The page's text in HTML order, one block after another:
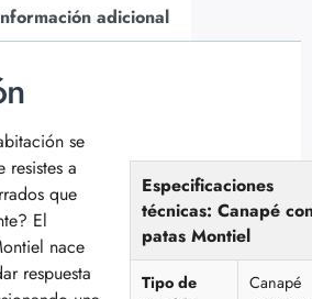
adicional
Especificaciones
técnicas: Canapé
patas Montiel
Tipo de
Canapé
se
a
que
El
nace
respuesta